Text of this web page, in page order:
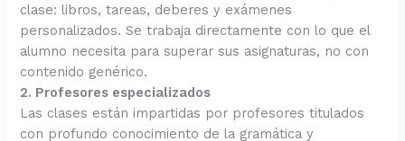
clase: libros, tareas, deberes y exámenes
personalizados. Se trabaja directamente con lo que el
alumno necesita para superar sus asignaturas, no con
contenido genérico.
2. Profesores especializados
Las clases están impartidas por profesores titulados
con profundo conocimiento de la gramática y